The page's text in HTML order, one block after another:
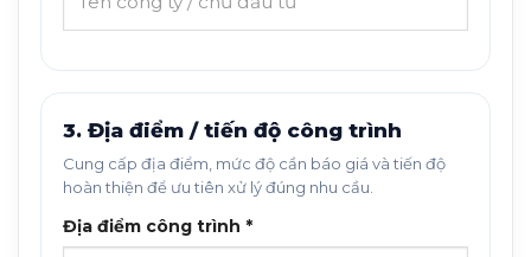
3. Địa điểm / tiến độ công trình
Cung cấp địa điểm, mức độ cần báo giá và tiến độ
hoàn thiện để ưu tiên xử lý đúng nhu cầu.
Địa điểm công trình *